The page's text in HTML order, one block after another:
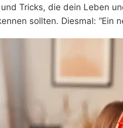
Tricks, die dein Leben
sollten. Diesmal: “Ein